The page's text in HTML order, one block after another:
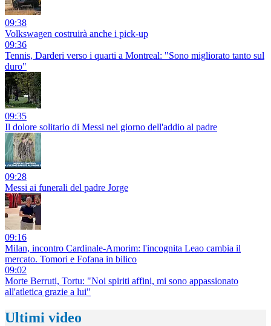
09:38
Volkswagen costruirà anche i pick-up
09:36
Tennis, Darderi verso i quarti a Montreal: "Sono migliorato tanto sul
duro"
09:35
Il dolore solitario di Messi nel giorno dell'addio al padre
09:28
Messi ai funerali del padre Jorge
09:16
Milan, incontro Cardinale-Amorim: l'incognita Leao cambia il
mercato. Tomori e Fofana in bilico
09:02
Morte Berruti, Tortu: "Noi spiriti affini, mi sono appassionato
all'atletica grazie a lui"
Ultimi video